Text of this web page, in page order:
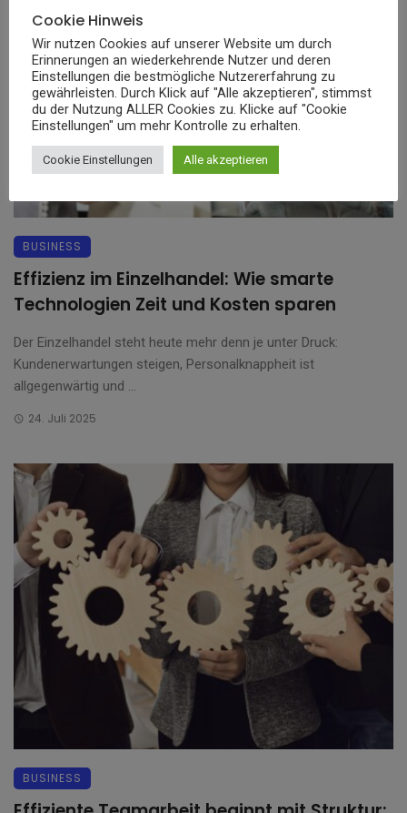
BUSINESS
Effizienz im Einzelhandel: Wie smarte
Technologien Zeit und Kosten sparen
Der Einzelhandel steht heute mehr denn je unter Druck:
Kundenerwartungen steigen, Personalknappheit ist
allgegenwärtig und ...
24. Juli 2025
BUSINESS
Cookie Hinweis
Wir nutzen Cookies auf unserer Website um durch
Erinnerungen an wiederkehrende Nutzer und deren
Einstellungen die bestmögliche Nutzererfahrung zu
gewährleisten. Durch Klick auf "Alle akzeptieren", stimmst
du der Nutzung ALLER Cookies zu. Klicke auf "Cookie
Einstellungen" um mehr Kontrolle zu erhalten.
Cookie Einstellungen Alle akzeptieren